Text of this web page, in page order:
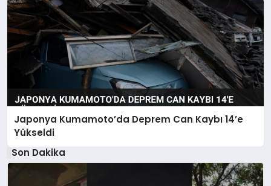
Japonya Kumamoto’da Deprem Can Kaybı 14’e
Yükseldi
Son Dakika